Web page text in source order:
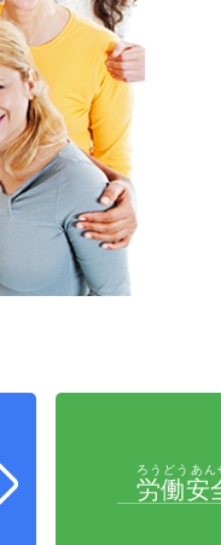
労働安
ろうどうあん